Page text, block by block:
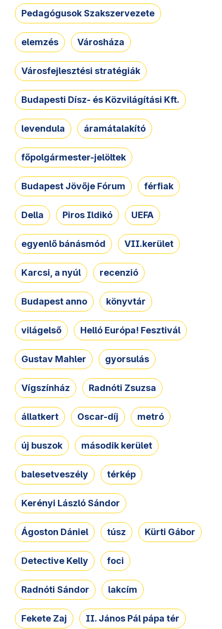
Pedagógusok Szakszervezete
elemzés Városháza
Városfejlesztési stratégiák
Budapesti Dísz- és Közvilágítási Kft.
levendula áramátalakító
főpolgármester-jelöltek
Budapest Jövője Fórum férfiak
Della Piros Ildikó UEFA
egyenlő bánásmód VII.kerület
Karcsi, a nyúl recenzió
Budapest anno könyvtár
világelső Helló Európa! Fesztivál
Gustav Mahler gyorsulás
Vígszínház Radnóti Zsuzsa
állatkert Oscar-díj metró
új buszok második kerület
balesetveszély térkép
Kerényi László Sándor
Ágoston Dániel túsz Kürti Gábor
Detective Kelly foci
Radnóti Sándor lakcím
Fekete Zaj II. János Pál pápa tér